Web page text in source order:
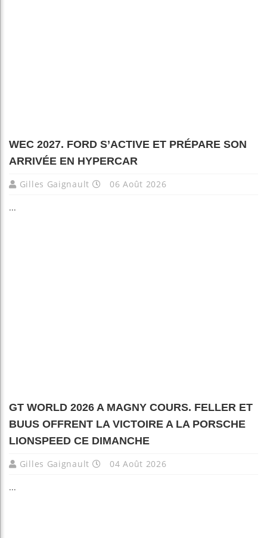
WEC 2027. FORD S’ACTIVE ET PRÉPARE SON
ARRIVÉE EN HYPERCAR
Gilles Gaignault 06 Août 2026
...
GT WORLD 2026 A MAGNY COURS. FELLER ET
BUUS OFFRENT LA VICTOIRE A LA PORSCHE
LIONSPEED CE DIMANCHE
Gilles Gaignault 04 Août 2026
...